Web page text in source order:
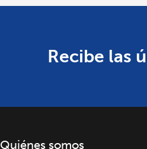
Recibe las
Quiénes somos